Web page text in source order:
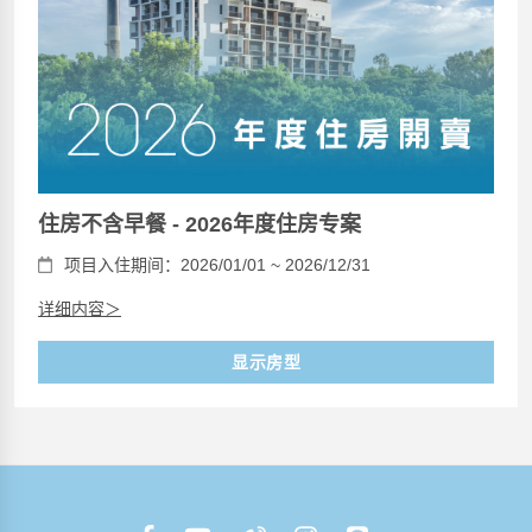
住房不含早餐 - 2026年度住房专案
项目入住期间：2026/01/01 ~ 2026/12/31
详细内容＞
显示房型